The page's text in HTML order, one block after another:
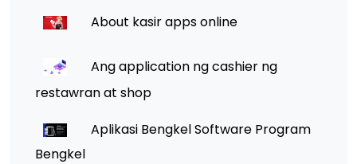
About kasir apps online
Ang application ng cashier ng
restawran at shop
Aplikasi Bengkel Software Program
Bengkel